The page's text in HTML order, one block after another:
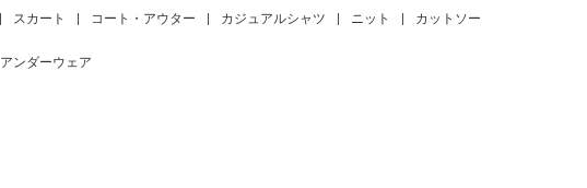
スカート コート・アウター カジュアルシャツ ニット カットソー
アンダーウェア